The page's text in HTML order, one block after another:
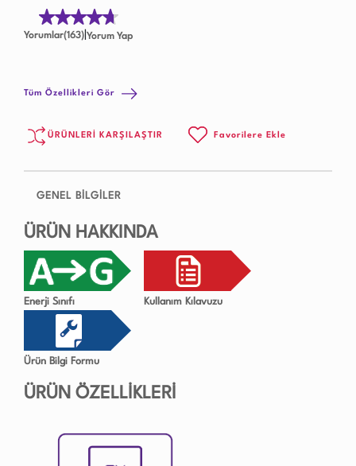
Yorumlar(163) Yorum Yap
Tüm Özellikleri Gör
ÜRÜNLERİ KARŞILAŞTIR Favorilere Ekle
GENEL BİLGİLER
ÜRÜN HAKKINDA
Enerji Sınıfı Kullanım Kılavuzu
Ürün Bilgi Formu
ÜRÜN ÖZELLİKLERİ